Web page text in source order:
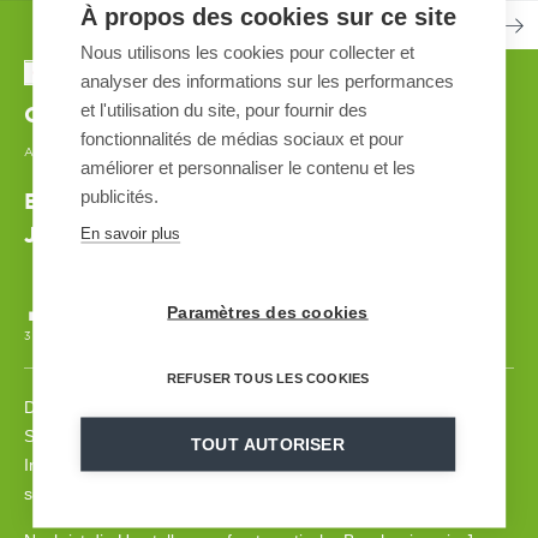
Okutone | JAPAN
AUTOMATED SNOWMAKING SYSTEM
Erste automatische Beschneiungsanlage
Japans
3 500 m
Die Skiregion Okutone, ein Pionier bei der Wiederbelebung des
Skisports in Japan, hat 2016 eine Modernisierung ihrer
Infrastrukturen in Angriff genommen, um die Betriebskosten zu
senken.
À propos des cookies sur ce site
Nous utilisons les cookies pour collecter et
analyser des informations sur les performances
et l'utilisation du site, pour fournir des
fonctionnalités de médias sociaux et pour
améliorer et personnaliser le contenu et les
publicités.
En savoir plus
Paramètres des cookies
REFUSER TOUS LES COOKIES
TOUT AUTORISER